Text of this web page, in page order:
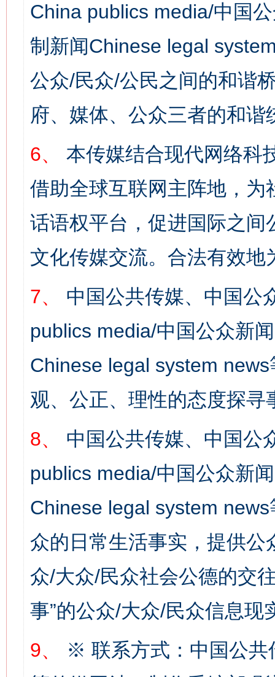
China publics media/中国
制新闻Chinese legal
公众/民众/公民之间的和谐
府、媒体、公众三者的和谐
6、
本传媒结合现代网络科
借助全球互联网主阵地，
话语权平台，促进国际之
文化传媒交流。合法有效地
7、
中国公共传媒、中国公
publics media/中国公众新
Chinese legal system
观、公正、理性的态度探寻
8、
中国公共传媒、中国公
publics media/中国公众新
Chinese legal system
众的日常生活事实，提供
众/大众/民众社会公德的交
事”的公众/大众/民众信息现
9、
※ 联系方式：中国公共
网上购药对药下症？